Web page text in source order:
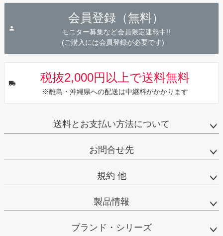
会員登録（無料）
モニター募集など会員限定速報中!!
(ご購入には会員登録が必要です)
税抜2,000円以上で送料無料
※離島・沖縄県への配送は中継料がかかります
送料とお支払い方法について
お問合せ先
規約 他
製品情報
ブランド・シリーズ